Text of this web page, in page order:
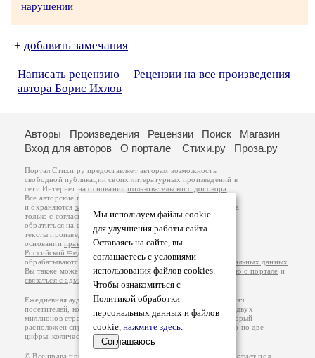
нарушении
+ добавить замечания
Написать рецензию
Рецензии на все произведения
автора Борис Ихлов
Мы используем файлы cookie
для улучшения работы сайта.
Оставаясь на сайте, вы
соглашаетесь с условиями
использования файлов cookies.
Чтобы ознакомиться с
Политикой обработки
персональных данных и файлов
cookie, нажмите здесь.
Соглашаюсь
Авторы Произведения Рецензии Поиск
Магазин
Вход для авторов
О портале Стихи.ру Проза.ру
Портал Стихи.ру предоставляет авторам возможность
свободной публикации своих литературных произведений в
сети Интернет на основаниипользовательского договора
Все авторские права на произведения принадлежат авторам
и охраняются законом
. Перепечатка произведений возможна
только с согласия его автора, к которому вы можете
обратиться на его авторской странице. Ответственность за
тексты произведений авторы несут самостоятельно на
основанииправил публикацииизаконодательства
Российской Федерации
обрабатываются на основанииПолитики обработки персональных данных
Вы также можете посмотреть более подробнуюинформацию о портале и
связаться с администрацией
Ежедневная аудитория портала Стихи.ру – порядка 200 тысяч
посетителей, которые в общей сумме просматривают более двух
миллионов страниц по данным счетчика посещаемости, который
расположен справа от этого текста. В каждой графе указано по две
цифры: количество просмотров и количество посетителей.
© Все права принадлежат авторам, 2000-2026. Портал работает под